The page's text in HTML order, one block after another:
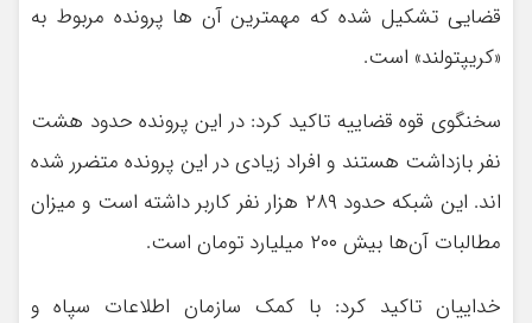
قضایی تشکیل شده که مهمترین آن ها پرونده مربوط به
«کریپتولند» است.
سخنگوی قوه قضاییه تاکید کرد: در این پرونده حدود هشت
نفر بازداشت هستند و افراد زیادی در این پرونده متضرر شده
اند. این شبکه حدود ۲۸۹ هزار نفر کاربر داشته است و میزان
مطالبات آن‌ها بیش ۲۰۰ میلیارد تومان است.
خداییان تاکید کرد: با کمک سازمان اطلاعات سپاه و